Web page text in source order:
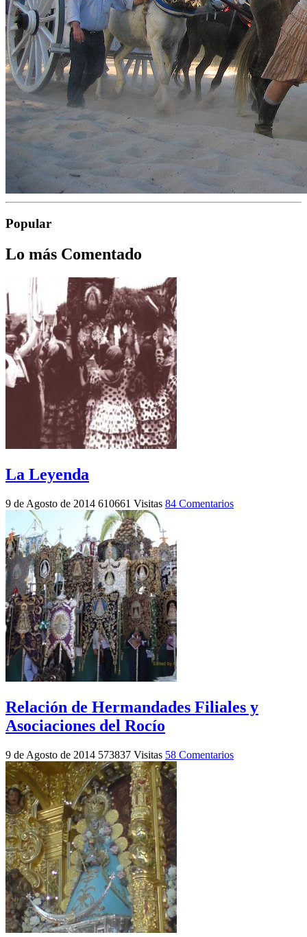
Popular
Lo más Comentado
La Leyenda
9 de Agosto de 2014 610661 Visitas 84 Comentarios
Relación de Hermandades Filiales y
Asociaciones del Rocío
9 de Agosto de 2014 573837 Visitas 58 Comentarios